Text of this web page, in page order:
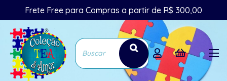
Frete Free para Compras a partir de R$ 300,00